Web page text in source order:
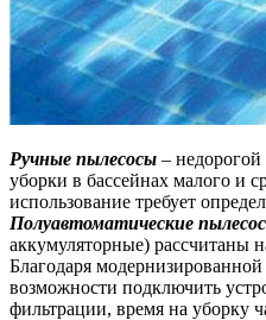
Ручные пылесосы –
уборки в бассейнах малого и
использование требует
Полуавтоматические
аккумуляторные) рассчитаны
Благодаря
возможности подключить
фильтрации, время на уборку